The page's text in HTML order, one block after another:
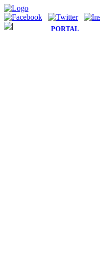
PORTAL